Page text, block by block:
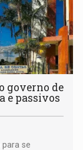
governo de
e passivos
para se